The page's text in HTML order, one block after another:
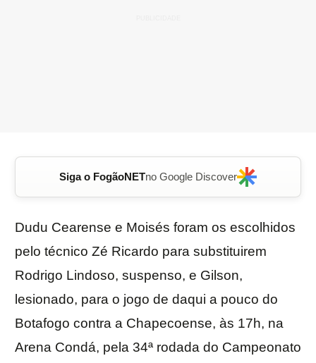
Siga o FogãoNETno Google Discover
Dudu Cearense e Moisés foram os escolhidos
pelo técnico Zé Ricardo para substituirem
Rodrigo Lindoso, suspenso, e Gilson,
lesionado, para o jogo de daqui a pouco do
Botafogo contra a Chapecoense, às 17h, na
Arena Condá, pela 34ª rodada do Campeonato